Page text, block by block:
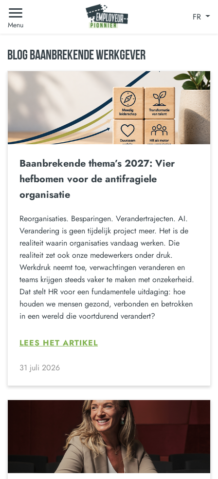
Menu
FR
BLOG BAANBREKENDE WERKGEVER
Baanbrekende thema’s 2027: Vier
hefbomen voor de antifragiele
organisatie
Reorganisaties. Besparingen. Verandertrajecten. AI.
Verandering is geen tijdelijk project meer. Het is de
realiteit waarin organisaties vandaag werken. Die
realiteit zet ook onze medewerkers onder druk.
Werkdruk neemt toe, verwachtingen veranderen en
teams krijgen steeds vaker te maken met onzekerheid.
Dat stelt HR voor een fundamentele uitdaging: hoe
houden we mensen gezond, verbonden en betrokken
in een wereld die voortdurend verandert?
LEES HET ARTIKEL
31 juli 2026